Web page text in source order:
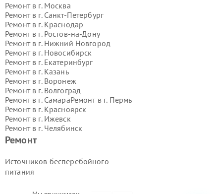
Ремонт
Источников бесперебойного
питания
Ремонт в г. Москва
Ремонт в г. Санкт-Петербург
Ремонт в г. Краснодар
Ремонт в г. Ростов-на-Дону
Ремонт в г. Нижний Новгород
Ремонт в г. Новосибирск
Ремонт в г. Екатеринбург
Ремонт в г. Казань
Ремонт в г. Воронеж
Ремонт в г. Волгоград
Ремонт в г. СамараРемонт в г. Пермь
Ремонт в г. Красноярск
Ремонт в г. Ижевск
Ремонт в г. Челябинск
Ремонт в г.
Ремонт в г.
Ярославль
Ремонт в г.Саратов
Ремонт в г.